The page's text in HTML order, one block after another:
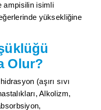
ampisilin isimli
yüksekliğine
Olur?
(aşırı sıvı
Alkolizm,